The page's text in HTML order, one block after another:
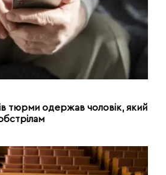
тюрми одержав чоловік, який